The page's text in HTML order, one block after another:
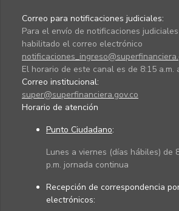
Correo para notificaciones judiciales:
Para el envío de notificaciones
habilitado el correo electrónico
El horario de este canal es de 8:15 a.m.
Correo institucional:
super@superfinanciera.gov.co
Horario de atención
Punto Ciudadano:
Lunes a viernes (días hábiles) de
p.m. jornada continua
Recepción de correspondencia
electrónicos: